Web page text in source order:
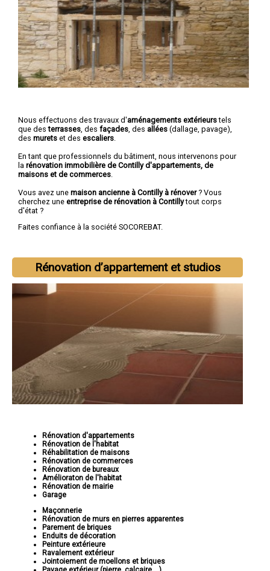
Nous effectuons des travaux d'aménagements extérieurstels
que desterrasses , des façades , des allées (dallage, pavage),
des murets et des escaliers
En tant que professionnels du bâtiment, nous intervenons pour
la rénovation immobilière de Contilly d'appartements, de
maisons et de commerces
Vous avez une maison ancienne à Contilly à rénover? Vous
cherchez une entreprise de rénovation à Contillytout corps
d'état ?
Faites confiance à la société SOCOREBAT.
Rénovation d’appartement et studios
Rénovation d'appartements
Rénovation de l'habitat
Réhabilitation de maisons
Rénovation de commerces
Rénovation de bureaux
Amélioraton de l'habitat
Rénovation de mairie
Garage
Maçonnerie
Rénovation de murs en pierres apparentes
Parement de briques
Enduits de décoration
Peinture extérieure
Ravalement extérieur
Jointoiement de moellons et briques